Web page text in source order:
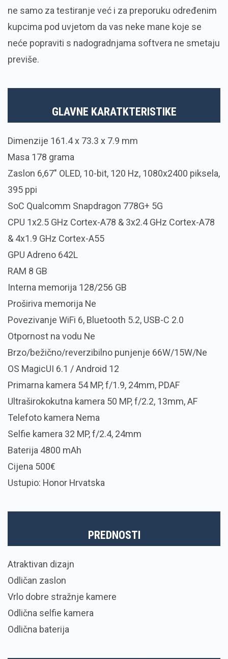
ne samo za testiranje već i za preporuku određenim
kupcima pod uvjetom da vas neke mane koje se
neće popraviti s nadogradnjama softvera ne smetaju
previše.
GLAVNE KARATKTERISTIKE
Dimenzije 161.4 x 73.3 x 7.9 mm
Masa 178 grama
Zaslon 6,67" OLED, 10-bit, 120 Hz, 1080x2400 piksela,
395 ppi
SoC Qualcomm Snapdragon 778G+ 5G
CPU 1x2.5 GHz Cortex-A78 & 3x2.4 GHz Cortex-A78
& 4x1.9 GHz Cortex-A55
GPU Adreno 642L
RAM 8 GB
Interna memorija 128/256 GB
Proširiva memorija Ne
Povezivanje WiFi 6, Bluetooth 5.2, USB-C 2.0
Otpornost na vodu Ne
Brzo/bežično/reverzibilno punjenje 66W/15W/Ne
OS MagicUI 6.1 / Android 12
Primarna kamera 54 MP, f/1.9, 24mm, PDAF
Ultraširokokutna kamera 50 MP, f/2.2, 13mm, AF
Telefoto kamera Nema
Selfie kamera 32 MP, f/2.4, 24mm
Baterija 4800 mAh
Cijena 500€
Ustupio: Honor Hrvatska
PREDNOSTI
Atraktivan dizajn
Odličan zaslon
Vrlo dobre stražnje kamere
Odlična selfie kamera
Odlična baterija